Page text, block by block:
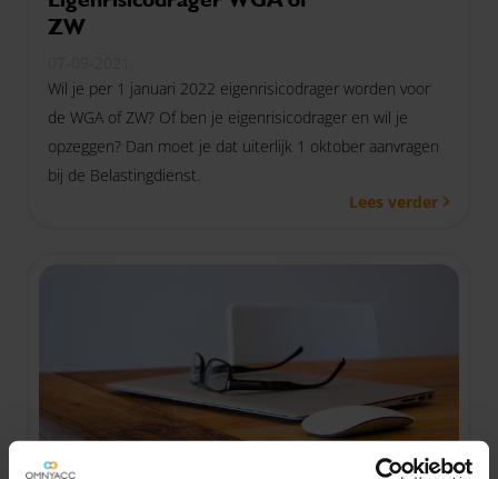
ZW
Wil je per 1 januari 2022 eigenrisicodrager worden voor
de WGA of ZW? Of ben je eigenrisicodrager en wil je
opzeggen? Dan moet je dat uiterlijk 1 oktober aanvragen
bij de Belastingdienst.
Lees verder